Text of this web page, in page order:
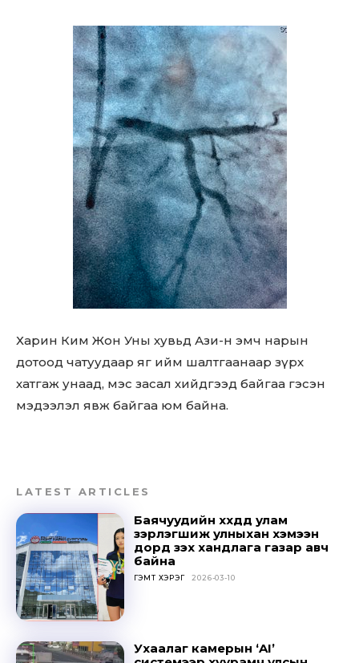
Don't miss
out!
Sing up for our newsletter
to stay in the loop.
Харин Ким Жон Уны хувьд Ази-н эмч нарын
дотоод чатуудаар яг ийм шалтгаанаар зүрх
хатгаж унаад, мэс засал хийдгээд байгаа гэсэн
мэдээлэл явж байгаа юм байна.
LATEST ARTICLES
Баячуудийн хүүхдүүд улам
зэрлэгшиж улныхан хэмээн
дорд үзэх хандлага газар авч
байна
ГЭМТ ХЭРЭГ 2026-03-10
Ухаалаг камерын ‘AI’